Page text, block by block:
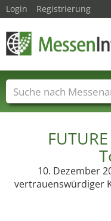
10. Dezember
vertrauenswürdiger
Login Registrierung
Messenamen